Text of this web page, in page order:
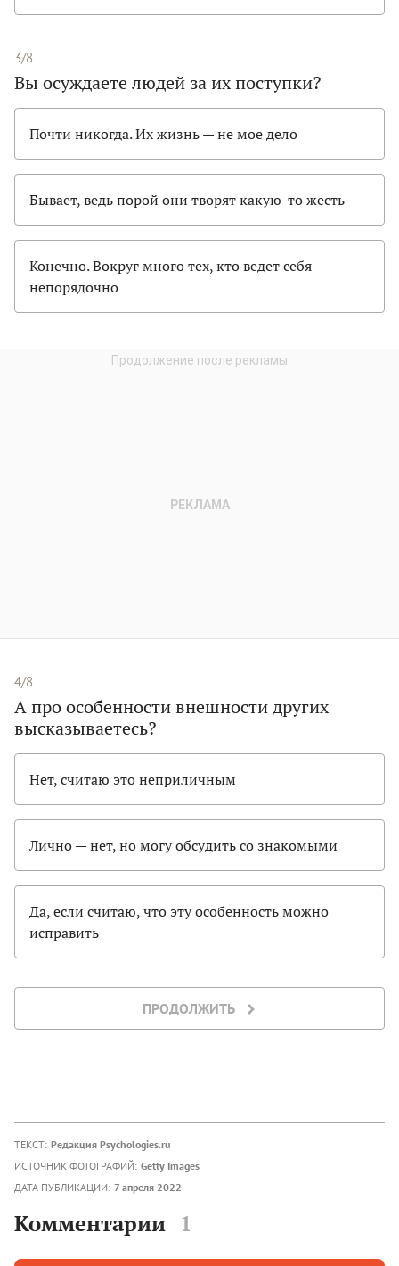
3/8
Вы осуждаете людей за их поступки?
Почти никогда. Их жизнь — не мое дело
Бывает, ведь порой они творят какую-то жесть
Конечно. Вокруг много тех, кто ведет себя
непорядочно
4/8
А про особенности внешности других
высказываетесь?
Нет, считаю это неприличным
Лично — нет, но могу обсудить со знакомыми
Да, если считаю, что эту особенность можно
исправить
ПРОДОЛЖИТЬ
ТЕКСТ: Редакция Psychologies.ru
ИСТОЧНИК ФОТОГРАФИЙ: Getty Images
ДАТА ПУБЛИКАЦИИ: 7 апреля 2022
Комментарии 1